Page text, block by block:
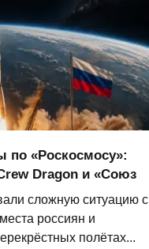
по «Роскосмосу»:
Dragon и «Союз
сложную ситуацию с
россиян и
полётах...